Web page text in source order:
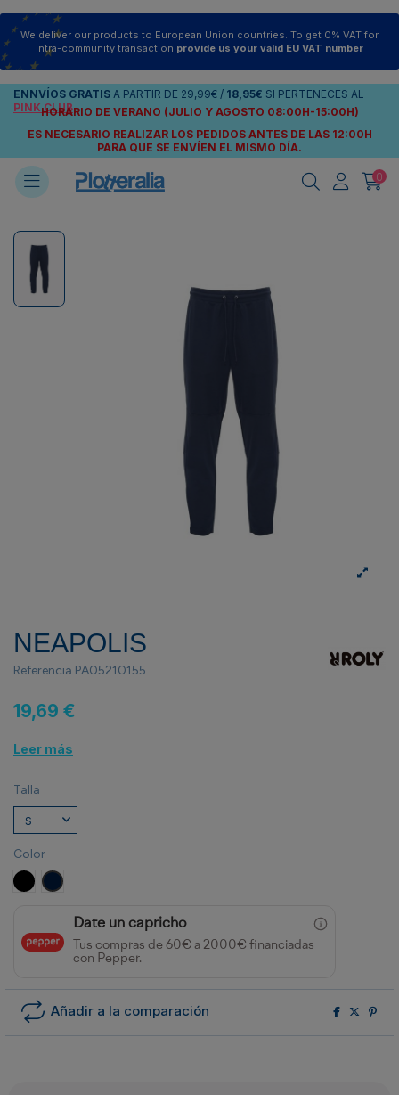
We deliver our products to European Union countries. To get 0% VAT for
intra-community transaction provide us your valid EU VAT number
ENNVÍOS GRATIS A PARTIR DE 29,99€ / 18,95€ SI PERTENECES AL
PINK CLUB
HORARIO DE VERANO (JULIO Y AGOSTO 08:00H-15:00H)
ES NECESARIO REALIZAR LOS PEDIDOS ANTES DE LAS 12:00H
PARA QUE SE ENVÍEN EL MISMO DÍA.
0
NEAPOLIS
Referencia PA05210155
19,69 €
Leer más
Talla
Color
NEGROMARINO
Date un capricho
Tus compras de 60€ a 2000€ financiadas
con Pepper.
Añadir a la comparación